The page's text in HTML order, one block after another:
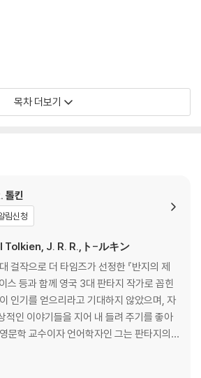
마지막 카타르시스를 온전히 만끽할 수 있다.
땅의 위대한 이야기들’ 중에서 시대적으로 맨
한다는 점에서 톨킨 신화의 시작과 끝이라 말
숨은도시 곤돌린의 구상과 작품 집필을 『반지
년에 시작하였다. 그리고 여러 형태의 수정
출간될 수 있었다. 이 책 『곤돌린의 몰락』에
치는 옛이야기들이 다수 언급되며, 한 작품의
집스럽게 분투하는 대작가의 열정과 집념을 생
나아가 J.R.R 톨킨의 신화 세계를 더욱 풍요롭
점에서 아르테에서는 이 책 『곤돌린의 몰락』
기들’ 삼부작 중에서도 가장 먼저 선보이기로
목차 더보기
톨킨
림신청
J. R. R.,ト-ルキン
걸작으로 더 타임즈가 선정한 『반지의 제
스 등과 함께 영국 3대 판타지 작가로 꼽힌
인기를 얻으리라고 기대하지 않았으며, 자
적인 이야기들을 지어 내 들려 주기를 좋아
문학 교수이자 언어학자인 그는 판타지의
의 새 지평을 열었다는 평을 받는다. 1892
네 살 때 가족과 함께 영국으로 건너갔다.